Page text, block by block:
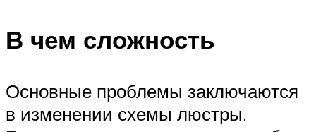
В чем сложность
Основные проблемы заключаются
в изменении схемы люстры.